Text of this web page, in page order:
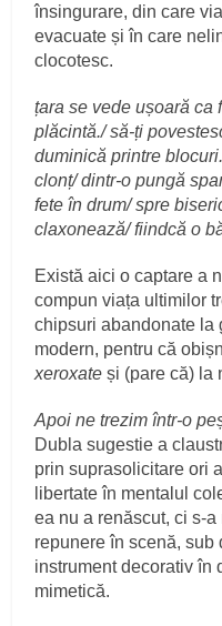
însingurare, din care
evacuate și în care
clocotesc.
țara se vede ușoară ca
plăcintă./ să-ți
duminică printre
clonț/ dintr-o pungă
fete în drum/ spre
claxonează/ fiindcă o
Există aici o captare a
compun viața ultimilor
chipsuri abandonate la
modern, pentru că
xeroxateși (pare că) la
Apoi ne trezim într-o
Dubla sugestie a
prin suprasolicitare ori
libertate în mentalul
ea nu a renăscut, ci s-
repunere în scenă, sub
instrument decorativ în
mimetică.